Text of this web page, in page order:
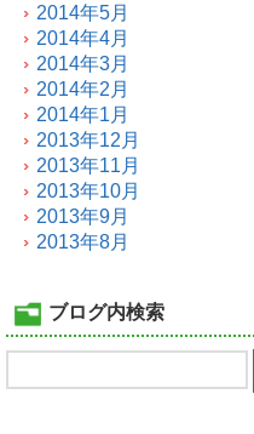
2014年5月
2014年4月
2014年3月
2014年2月
2014年1月
2013年12月
2013年11月
2013年10月
2013年9月
2013年8月
ブログ内検索